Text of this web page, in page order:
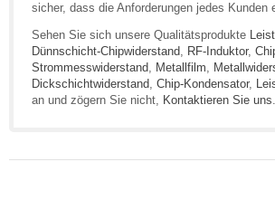
sicher, dass die Anforderungen jedes Kunden
Sehen Sie sich unsere Qualitätsprodukte
Dünnschicht-Chipwiderstand, RF-Induktor,
Strommesswiderstand, Metallfilm,
Dickschichtwiderstand, Chip-Kondensator,
an und zögern Sie nicht, Kontaktieren Sie uns.